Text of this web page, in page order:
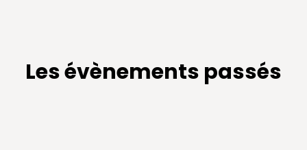
Les évènements passés